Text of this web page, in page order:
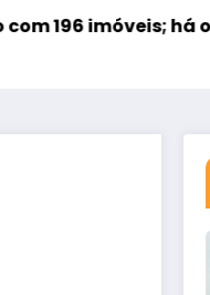
há ofertas no